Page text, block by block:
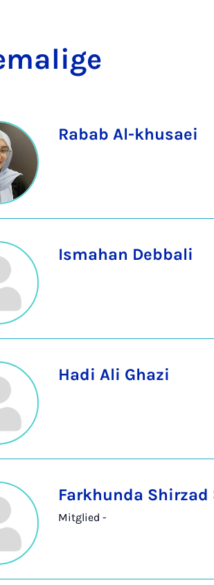
Rabab Al-khusaei
Ismahan Debbali
Hadi Ali Ghazi
Farkhunda Shirzad
Mitglied -